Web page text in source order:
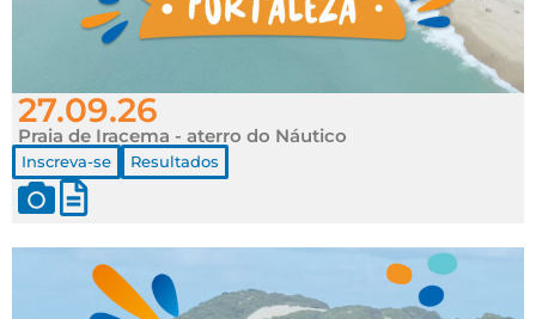
27.09.26
Praia de Iracema - aterro do Náutico
Inscreva-se Resultados